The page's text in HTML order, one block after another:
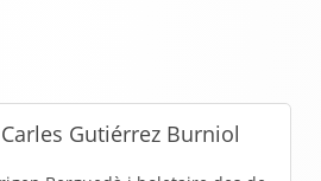
Carles Gutiérrez Burniol